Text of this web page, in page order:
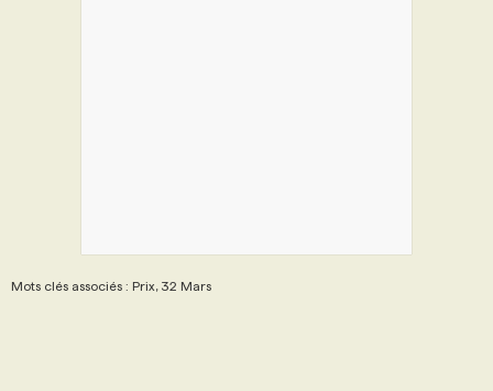
Mots clés associés : Prix, 32 Mars